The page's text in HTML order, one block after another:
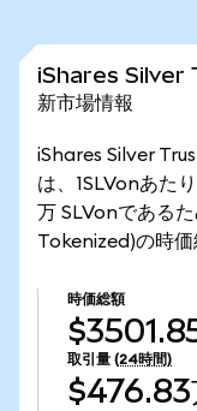
iShares Silver
新市場情報
iShares Silver
は、1SLVonあた
万 SLVonである
Tokenized)の時価
時価総額
取引量 (24時間)
$476.83